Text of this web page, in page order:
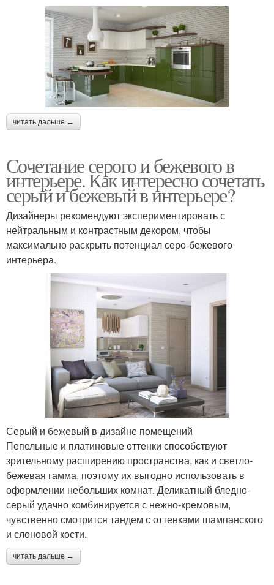
читать дальше →
Сочетание серого и бежевого в
интерьере. Как интересно сочетать
серый и бежевый в интерьере?
Дизайнеры рекомендуют экспериментировать с
нейтральным и контрастным декором, чтобы
максимально раскрыть потенциал серо-бежевого
интерьера.
Серый и бежевый в дизайне помещений
Пепельные и платиновые оттенки способствуют
зрительному расширению пространства, как и светло-
бежевая гамма, поэтому их выгодно использовать в
оформлении небольших комнат. Деликатный бледно-
серый удачно комбинируется с нежно-кремовым,
чувственно смотрится тандем с оттенками шампанского
и слоновой кости.
читать дальше →